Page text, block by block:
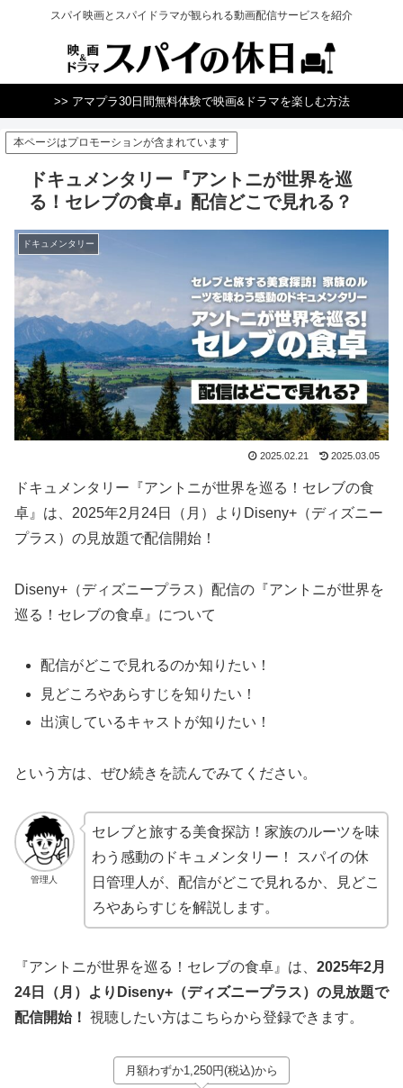
スパイ映画とスパイドラマが観られる動画配信サービスを紹介
>> アマプラ30日間無料体験で映画&ドラマを楽しむ方法
本ページはプロモーションが含まれています
ドキュメンタリー『アントニが世界を巡
る！セレブの食卓』配信どこで見れる？
ドキュメンタリー
2025.02.21 2025.03.05
ドキュメンタリー『アントニが世界を巡る！セレブの食
卓』は、2025年2月24日（月）よりDiseny+（ディズニー
プラス）の見放題で配信開始！
Diseny+（ディズニープラス）配信の『アントニが世界を
巡る！セレブの食卓』について
配信がどこで見れるのか知りたい！
見どころやあらすじを知りたい！
出演しているキャストが知りたい！
という方は、ぜひ続きを読んでみてください。
管理人
セレブと旅する美食探訪！家族のルーツを味
わう感動のドキュメンタリー！ スパイの休
日管理人が、配信がどこで見れるか、見どこ
ろやあらすじを解説します。
『アントニが世界を巡る！セレブの食卓』は、 2025年2月
24日（月）よりDiseny+（ディズニープラス）の見放題で
配信開始！ 視聴したい方はこちらから登録できます。
月額わずか1,250円(税込)から